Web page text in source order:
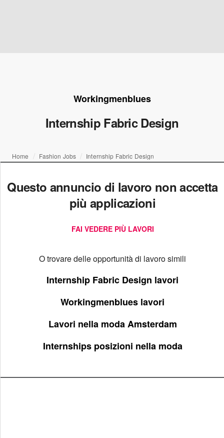
Workingmenblues
Internship Fabric Design
Home Fashion Jobs Internship Fabric Design
Questo annuncio di lavoro non accetta
più applicazioni
FAI VEDERE PIÙ LAVORI
O trovare delle opportunità di lavoro simili
Internship Fabric Design lavori
Workingmenblues lavori
Lavori nella moda Amsterdam
Internships posizioni nella moda